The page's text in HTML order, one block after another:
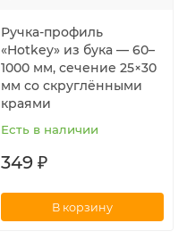
Ручка-профиль
«Hotkey» из бука — 60–
1000 мм, сечение 25×30
мм со скруглёнными
краями
Есть в наличии
349 ₽
В корзину